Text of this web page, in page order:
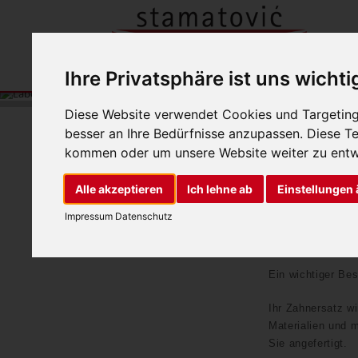
Ihre Privatsphäre ist uns
Diese Website verwendet Cookies und
besser an Ihre Bedürfnisse anzupassen. Diese
kommen oder um unsere Website weiter zu
Alle akzeptieren Ich lehne ab Einstellungen
ImpressumDatenschutz
Ein wichtiger
Ihr Zahnersatz
Materialien und
Sie angefertigt.